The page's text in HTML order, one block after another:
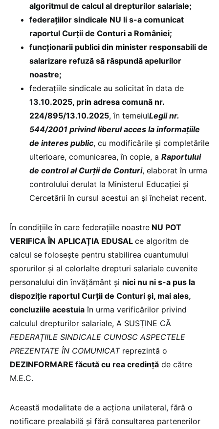
algoritmul de calcul al drepturilor salariale;
federațiilor sindicale NU li s-a comunicat
raportul Curții de Conturi a României;
funcționarii publici din minister responsabili de
salarizare refuză să răspundă apelurilor
noastre;
federațiile sindicale au solicitat în data de
13.10.2025, prin adresa comună nr.
224/895/13.10.2025, în temeiulLegii nr.
544/2001 privind liberul acces la informațiile
de interes public, cu modificările și completările
ulterioare, comunicarea, în copie, a Raportului
de control al Curții de Conturi, elaborat în urma
controlului derulat la Ministerul Educației și
Cercetării în cursul acestui an și încheiat recent.
În condițiile în care federațiile noastre NU POT
VERIFICA ÎN APLICAȚIA EDUSAL ce algoritm de
calcul se folosește pentru stabilirea cuantumului
sporurilor și al celorlalte drepturi salariale cuvenite
personalului din învățământ și nici nu ni s-a pus la
dispoziție raportul Curții de Conturi și, mai ales,
concluziile acestuia în urma verificărilor privind
calculul drepturilor salariale, A SUSȚINE CĂ
FEDERAȚIILE SINDICALE CUNOSC ASPECTELE
PREZENTATE ÎN COMUNICATreprezintă o
DEZINFORMARE făcută cu rea credință de către
M.E.C.
Această modalitate de a acționa unilateral, fără o
notificare prealabilă și fără consultarea partenerilor